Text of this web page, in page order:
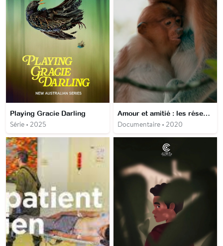
Playing Gracie Darling
Série • 2025
Amour et amitié : les réseaux sociaux des animaux
Documentaire • 2020